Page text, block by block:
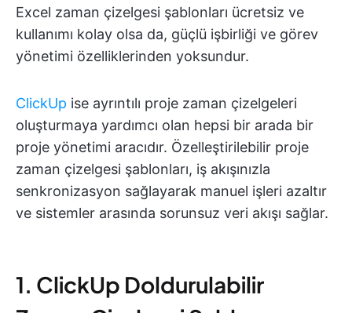
Excel zaman çizelgesi şablonları ücretsiz ve
kullanımı kolay olsa da, güçlü işbirliği ve görev
yönetimi özelliklerinden yoksundur.
ClickUp ise ayrıntılı proje zaman çizelgeleri
oluşturmaya yardımcı olan hepsi bir arada bir
proje yönetimi aracıdır. Özelleştirilebilir proje
zaman çizelgesi şablonları, iş akışınızla
senkronizasyon sağlayarak manuel işleri azaltır
ve sistemler arasında sorunsuz veri akışı sağlar.
1. ClickUp Doldurulabilir